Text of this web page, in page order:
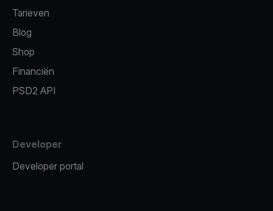
Tarieven
Blog
Shop
Financiën
PSD2 API
Developer
Developer portal